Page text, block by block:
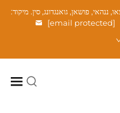
דנצאו, ננהאי, פושאן, גואנגדונג, סין. מיקוד:
[email protected]